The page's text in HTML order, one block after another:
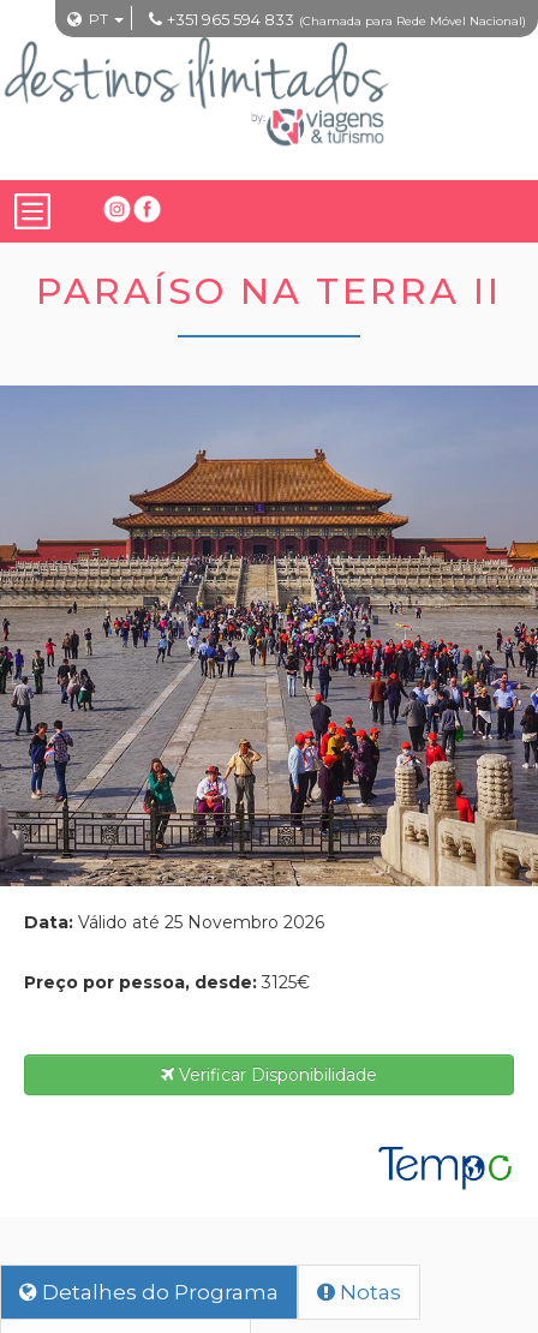
PT +351 965 594 833 (Chamada para Rede Móvel Nacional)
PARAÍSO NA TERRA II
Data: Válido até 25 Novembro 2026
Preço por pessoa, desde: 3125€
Verificar Disponibilidade
Detalhes do Programa Notas